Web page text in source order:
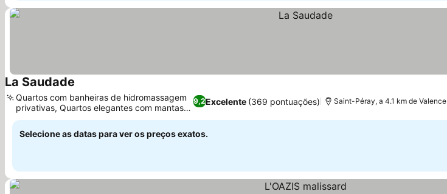
La Saudade
9,2Excelente (369 pontuações)
Quartos com banheiras de hidromassagem
privativas, Quartos elegantes com mantas
de qualidade
Saint-Péray, a 4.1 km de Valence
Selecione as datas para ver os preços exatos.